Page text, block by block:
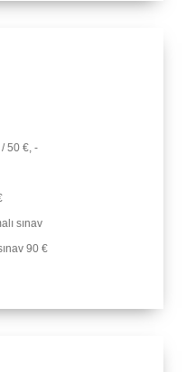
50 €, -
sınav
90 €